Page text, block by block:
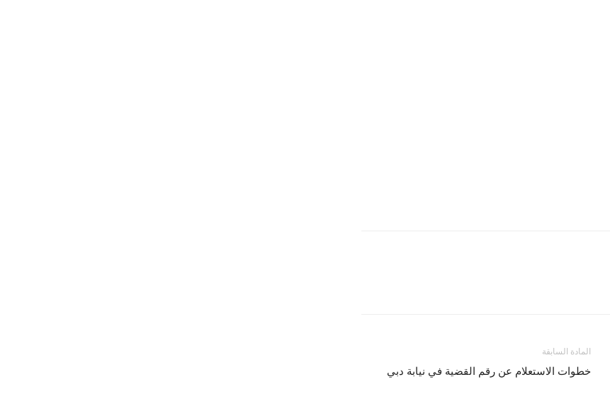
المادة السابقة
خطوات الاستعلام عن رقم القضية في نيابة دبي